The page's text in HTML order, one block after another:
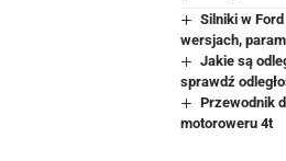
Silniki w
wersjach,
Jakie są
sprawdź
Przewodnik
motoroweru 4t